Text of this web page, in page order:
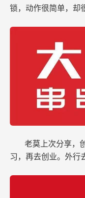
锁，动作很简单，却
老莫上次分享，
习，再去创业。外行